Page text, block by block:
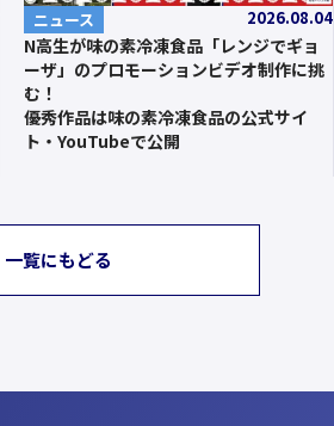
ニュース 2026.08.04
N高生が味の素冷凍食品「レンジでギョ
ーザ」のプロモーションビデオ制作に挑
む！
優秀作品は味の素冷凍食品の公式サイ
ト・YouTubeで公開
一覧にもどる